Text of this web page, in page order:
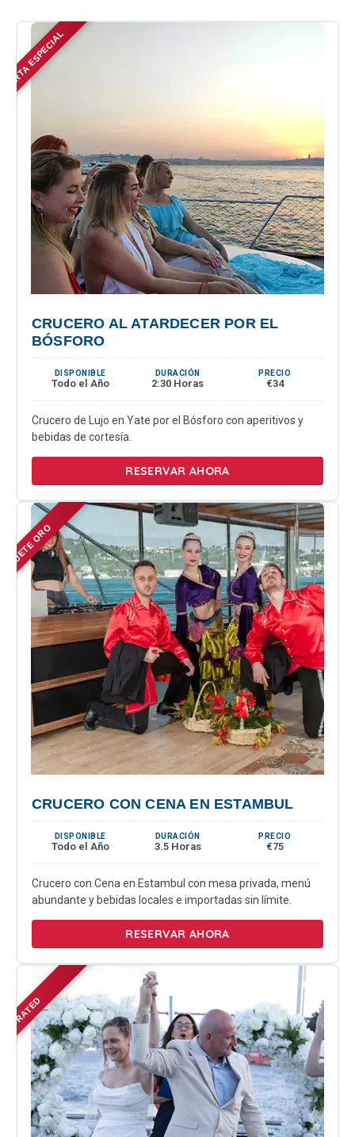
ESPECIAL
CRUCERO AL ATARDECER POR EL
BÓSFORO
DISPONIBLE
Todo el Año
DURACIÓN
2:30 Horas
PRECIO
€34
Crucero de Lujo en Yate por el Bósforo con aperitivos y
bebidas de cortesía.
RESERVAR AHORA
ORO
CRUCERO CON CENA EN ESTAMBUL
DISPONIBLE
Todo el Año
DURACIÓN
3.5 Horas
PRECIO
€75
Crucero con Cena en Estambul con mesa privada, menú
abundante y bebidas locales e importadas sin límite.
RESERVAR AHORA
RATED